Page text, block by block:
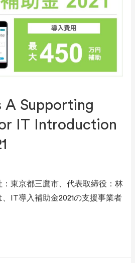
A Supporting
IT Introduction
東京都三鷹市、代表取締役：林
IT導入補助金2021の支援事業者